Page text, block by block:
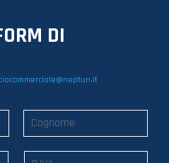
DI